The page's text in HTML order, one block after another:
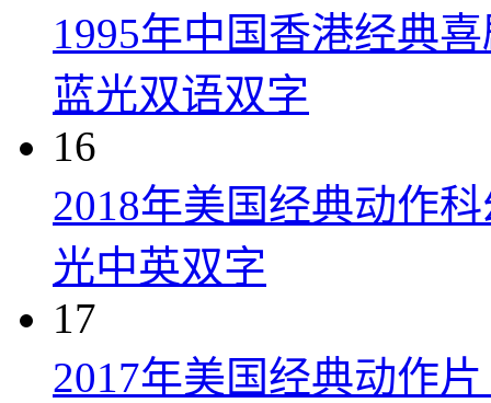
1995年中国香港经典
蓝光双语双字
16
2018年美国经典动作
光中英双字
17
2017年美国经典动作